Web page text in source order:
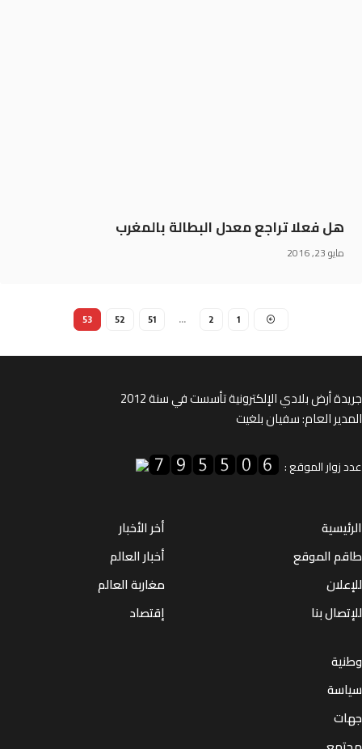
هل فعلا تراجع معدل البطالة بالمغرب
مايو 23, 2016
أرض بلادي الإلكترونية تأسست في سنة 2012
العام: سفيان بلغيت
الموقع :
الموقع
بنا
أخر الأخبار
أخبار العالم
مغاربة العالم
إقتصاد